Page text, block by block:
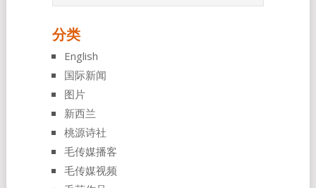
分类
English
国际新闻
图片
新西兰
桃源诗社
毛传媒播客
毛传媒视频